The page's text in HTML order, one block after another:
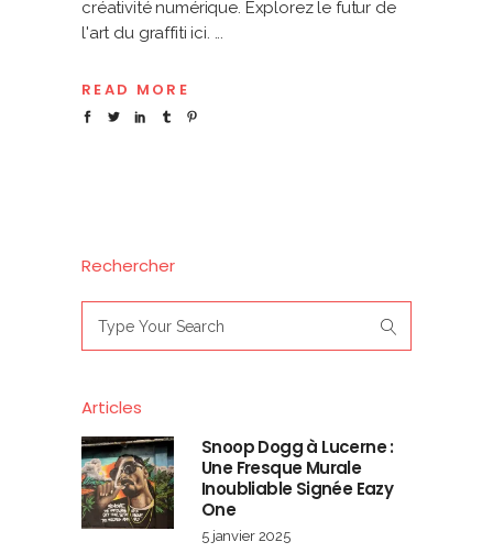
créativité numérique. Explorez le futur de
l'art du graffiti ici.
READ MORE
Rechercher
for:
Articles
Snoop Dogg à Lucerne :
Une Fresque Murale
Inoubliable Signée Eazy
One
5 janvier 2025